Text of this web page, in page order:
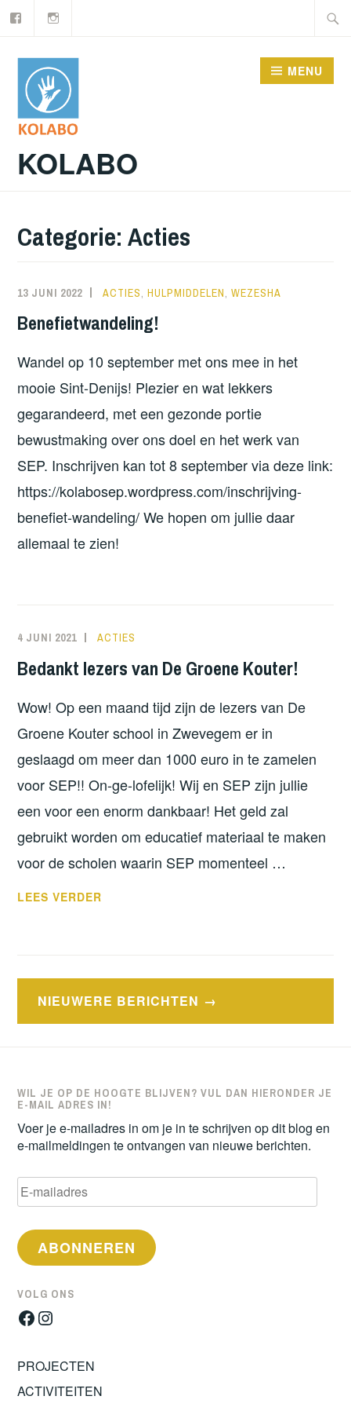
Doorgaan
inhoud
KOLABO
MENU
Categorie:Acties
13 JUNI 2022 NORATUTS
ACTIES,HULPMIDDELEN,WEZESHA
Benefietwandeling!
Wandel op 10 september met ons mee in het
mooie Sint-Denijs! Plezier en wat lekkers
gegarandeerd, met een gezonde portie
bewustmaking over ons doel en het werk van
SEP. Inschrijven kan tot 8 september via deze link:
https://kolabosep.wordpress.com/inschrijving-
benefiet-wandeling/ We hopen om jullie daar
allemaal te zien!
4 JUNI 2021 NORATUTS
ACTIES
Bedankt lezers van De Groene Kouter!
Wow! Op een maand tijd zijn de lezers van De
Groene Kouter school in Zwevegem er in
geslaagd om meer dan 1000 euro in te zamelen
voor SEP!! On-ge-lofelijk! Wij en SEP zijn jullie
een voor een enorm dankbaar! Het geld zal
gebruikt worden om educatief materiaal te maken
voor de scholen waarin SEP momenteel …
LEES VERDER
GROENE
KOUTER!
Berichtennavigatie
NIEUWERE BERICHTEN
WIL JE OP DE HOOGTE BLIJVEN? VUL DAN HIERONDER JE
E-MAIL ADRES IN!
Voer je e-mailadres in om je in te schrijven op dit blog en
e-mailmeldingen te ontvangen van nieuwe berichten.
E-
mailadres
ABONNEREN
VOLG ONS
Facebook
Instagram
PROJECTEN
ACTIVITEITEN